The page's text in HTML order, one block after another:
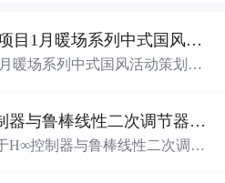
（共88页PPT）地产项目1月暖场系列中式国风活动策划方案.pptx
暖场系列中式国风活动策划方
车辆控制基于H∞控制器与鲁棒线性二次调节器RLQR的铰接式重型车辆的稳健路径跟踪控制研究（Matlab代码实现）
H∞控制器与鲁棒线性二次调节